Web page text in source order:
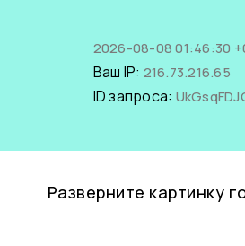
2026-08-08 01:46:30
Ваш IP: 216.73.216.65
ID запроса:
Разверните картинку